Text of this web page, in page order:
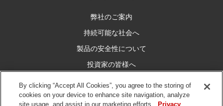
弊社のご案内
持続可能な社会へ
製品の安全性について
投資家の皆様へ
By clicking “Accept All Cookies”, you agree to the storing of
cookies on your device to enhance site navigation, analyze
site usage, and assist in our marketing efforts.
Privacy